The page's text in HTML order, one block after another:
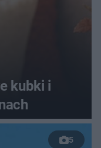
kubki i
5